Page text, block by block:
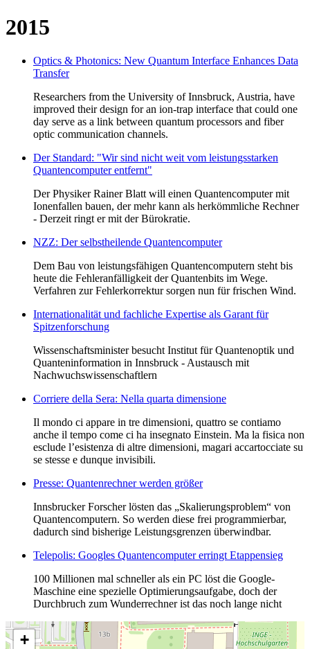
2015
Optics & Photonics: New Quantum Interface Enhances Data
Transfer
Researchers from the University of Innsbruck, Austria, have
improved their design for an ion-trap interface that could one
day serve as a link between quantum processors and fiber
optic communication channels.
Der Standard: "Wir sind nicht weit vom leistungsstarken
Quantencomputer entfernt"
Der Physiker Rainer Blatt will einen Quantencomputer mit
Ionenfallen bauen, der mehr kann als herkömmliche Rechner
- Derzeit ringt er mit der Bürokratie.
NZZ: Der selbstheilende Quantencomputer
Dem Bau von leistungsfähigen Quantencomputern steht bis
heute die Fehleranfälligkeit der Quantenbits im Wege.
Verfahren zur Fehlerkorrektur sorgen nun für frischen Wind.
Internationalität und fachliche Expertise als Garant für
Spitzenforschung
Wissenschaftsminister besucht Institut für Quantenoptik und
Quanteninformation in Innsbruck - Austausch mit
Nachwuchswissenschaftlern
Corriere della Sera: Nella quarta dimensione
Il mondo ci appare in tre dimensioni, quattro se contiamo
anche il tempo come ci ha insegnato Einstein. Ma la fisica non
esclude l’esistenza di altre dimensioni, magari accartocciate su
se stesse e dunque invisibili.
Presse: Quantenrechner werden größer
Innsbrucker Forscher lösten das „Skalierungsproblem“ von
Quantencomputern. So werden diese frei programmierbar,
dadurch sind bisherige Leistungsgrenzen überwindbar.
Telepolis: Googles Quantencomputer erringt Etappensieg
100 Millionen mal schneller als ein PC löst die Google-
Maschine eine spezielle Optimierungsaufgabe, doch der
Durchbruch zum Wunderrechner ist das noch lange nicht
+